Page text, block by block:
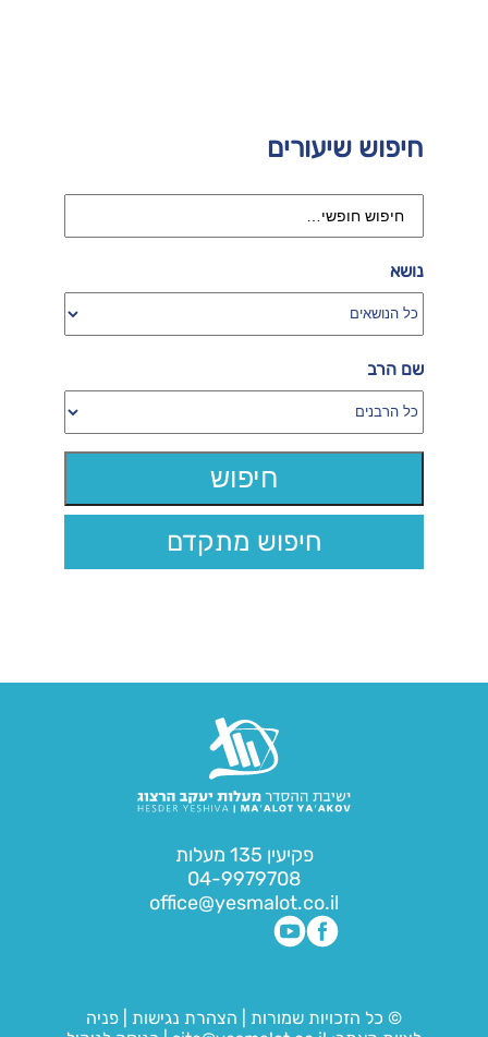
חיפוש שיעורים
נושא
שם הרב
חיפוש מתקדם
פקיעין 135 מעלות
04-9979708
office@yesmalot.co.il
© כל הזכויות שמורות הצהרת נגישות
פניה